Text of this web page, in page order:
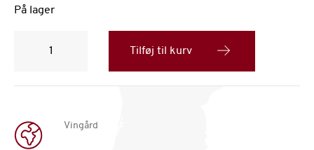
På lager
2020
Tilføj til kurv
Vingård